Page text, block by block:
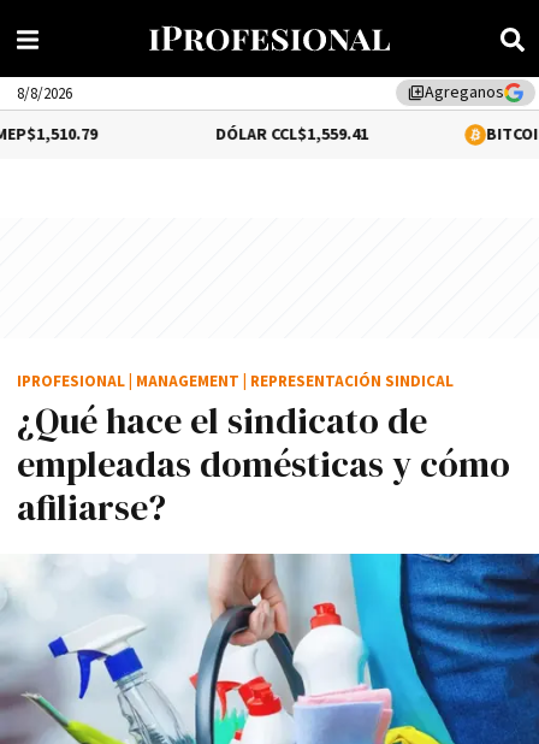
library_addAgreganos
8/8/2026
$1,559.41 $64,540.00
¿Qué hace el sindicato de
empleadas domésticas y cómo
afiliarse?
IPROFESIONAL MANAGEMENT REPRESENTACIÓN SINDICAL